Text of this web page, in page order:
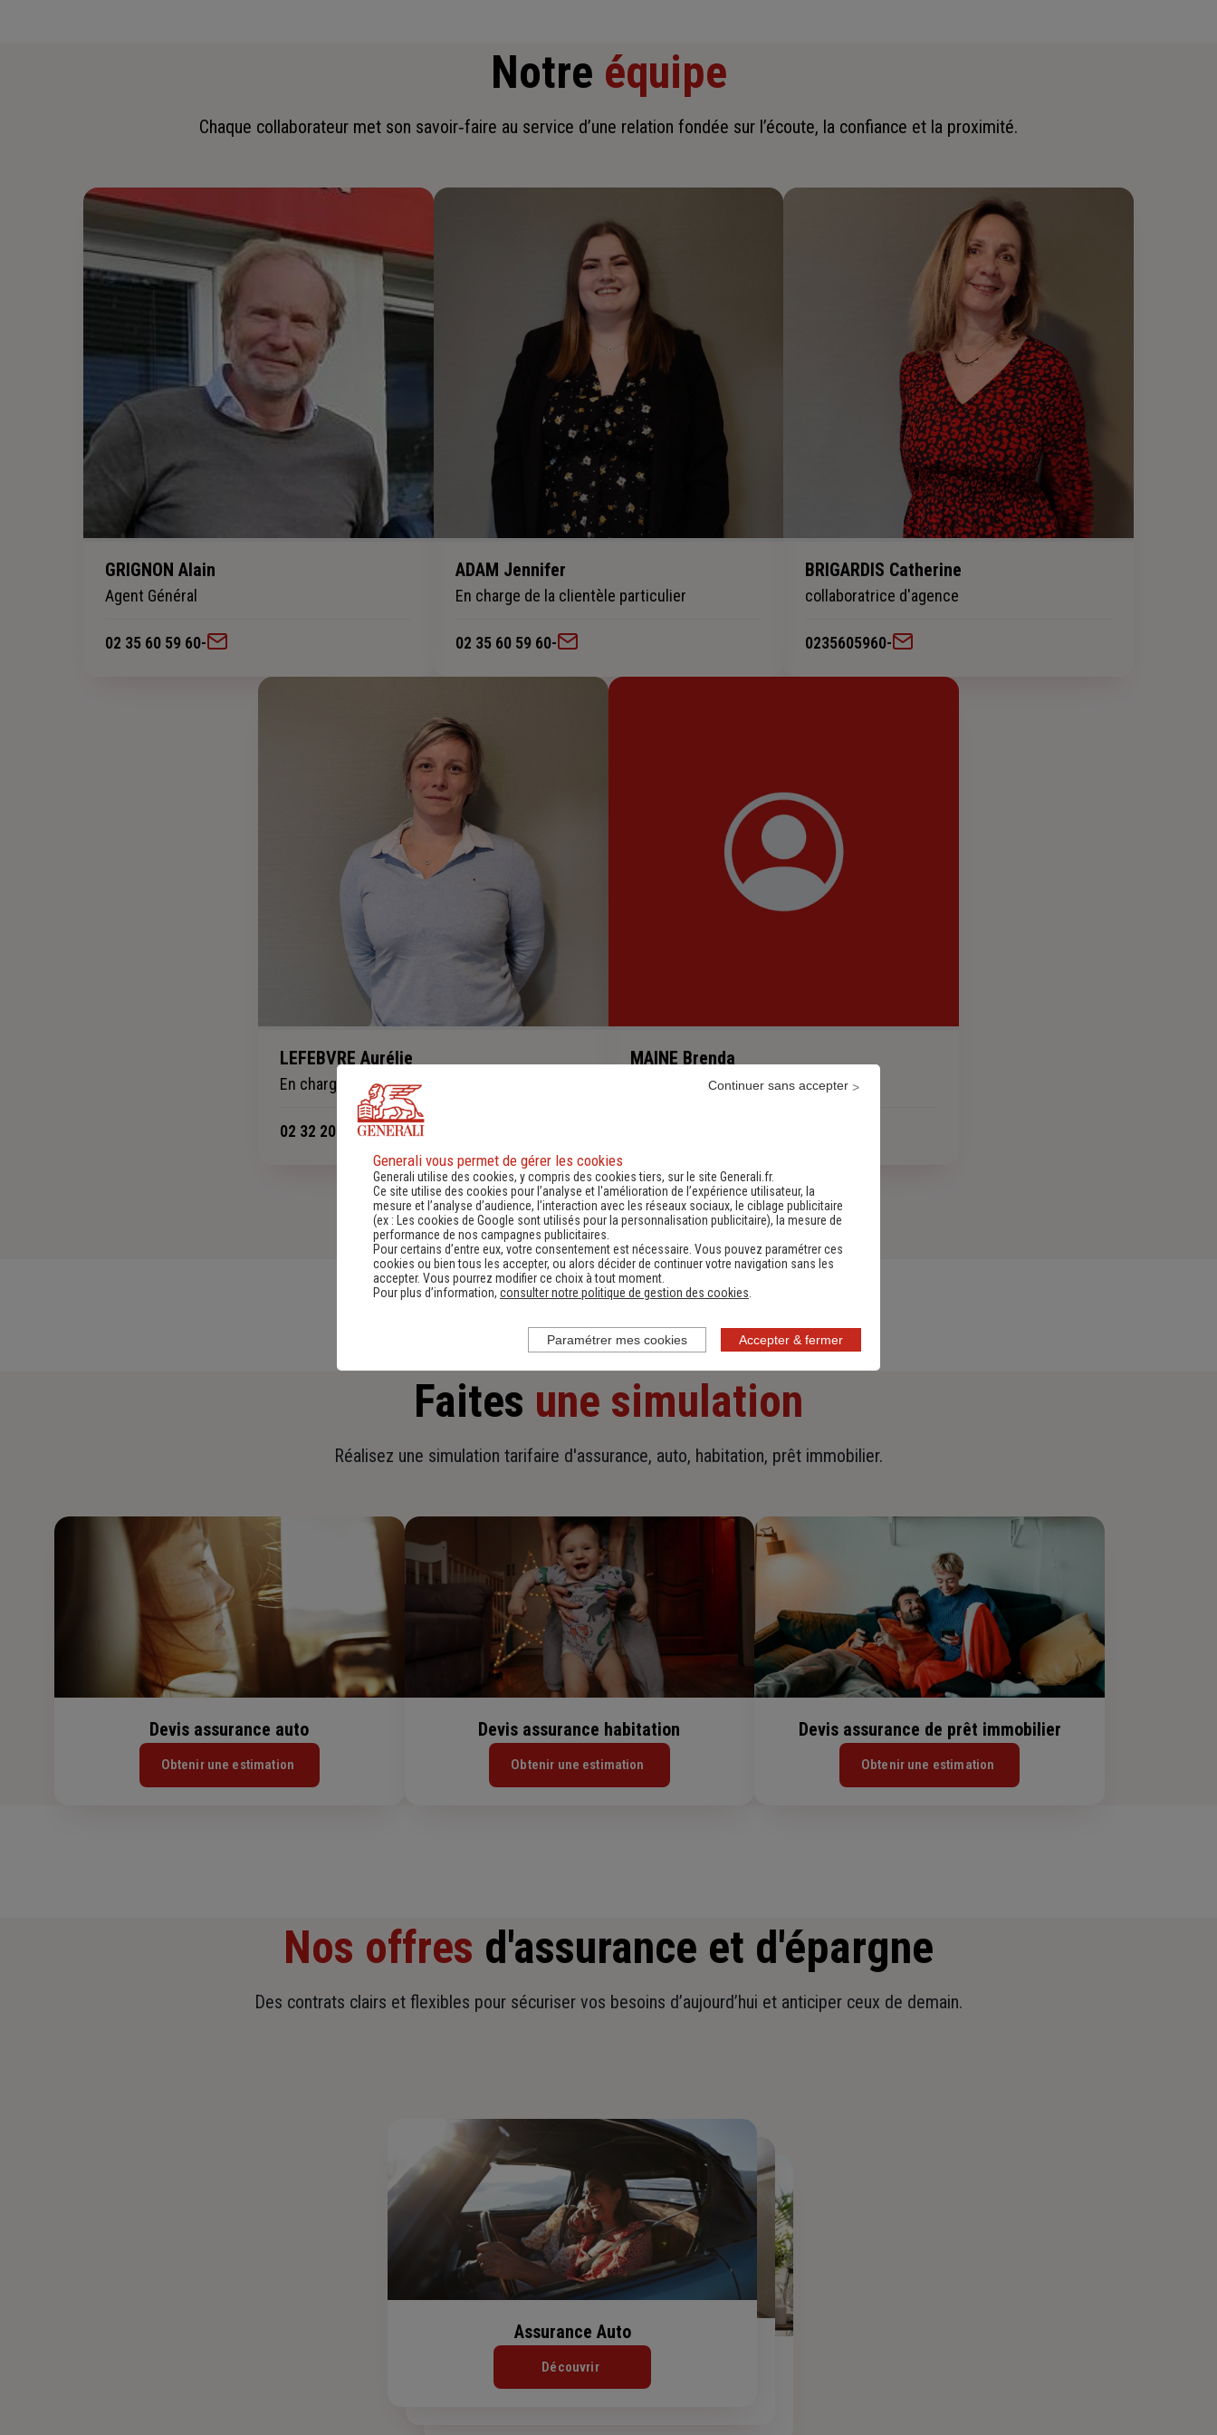
Notre équipe
Chaque collaborateur met son savoir‑faire au service d’une relation fondée sur l’écoute, la confiance et la proximité.
GRIGNON Alain
Agent Général
02 35 60 59 60-
ADAM Jennifer
En charge de la clientèle particulier
02 35 60 59 60-
BRIGARDIS Catherine
collaboratrice d'agence
0235605960-
LEFEBVRE Aurélie
En charge de la clientèle particulier et PME
02 32 20 26 10-
MAINE Brenda
En savoir plus sur l'agence
Faites une simulation
Réalisez une simulation tarifaire d'assurance, auto, habitation, prêt immobilier.
Devis assurance auto
Obtenir une estimation
Devis assurance habitation
Obtenir une estimation
Devis assurance de prêt immobilier
Obtenir une estimation
Nos offres d'assurance et d'épargne
Des contrats clairs et flexibles pour sécuriser vos besoins d’aujourd’hui et anticiper ceux de demain.
Assurance de prêt immobilier
Assurance Habitation
Assurance Auto
Découvrir
Generali vous permet de gérer les cookies
Generali utilise des cookies, y compris des cookies tiers, sur le site Generali.fr.
Ce site utilise des cookies pour l’analyse et l'amélioration de l’expérience utilisateur, la
mesure et l’analyse d’audience, l’interaction avec les réseaux sociaux, le ciblage publicitaire
(ex :
Les cookies de Google sont utilisés pour la personnalisation publicitaire), la mesure de
performance de nos campagnes publicitaires.
Pour certains d’entre eux, votre consentement est nécessaire. Vous pouvez paramétrer ces
cookies ou bien tous les accepter, ou alors décider de continuer votre navigation sans les
accepter. Vous pourrez modifier ce choix à tout moment.
Pour plus d’information, consulter notre politique de gestion des cookies
Accepter & fermer
Continuer sans accepter
Paramétrer mes cookies